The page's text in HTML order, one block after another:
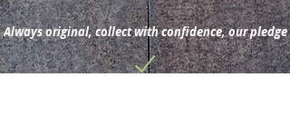
Always original, collect with confidence, our pledge